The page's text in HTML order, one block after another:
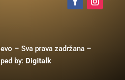
– Sva prava zadržana –
by: Digitalk